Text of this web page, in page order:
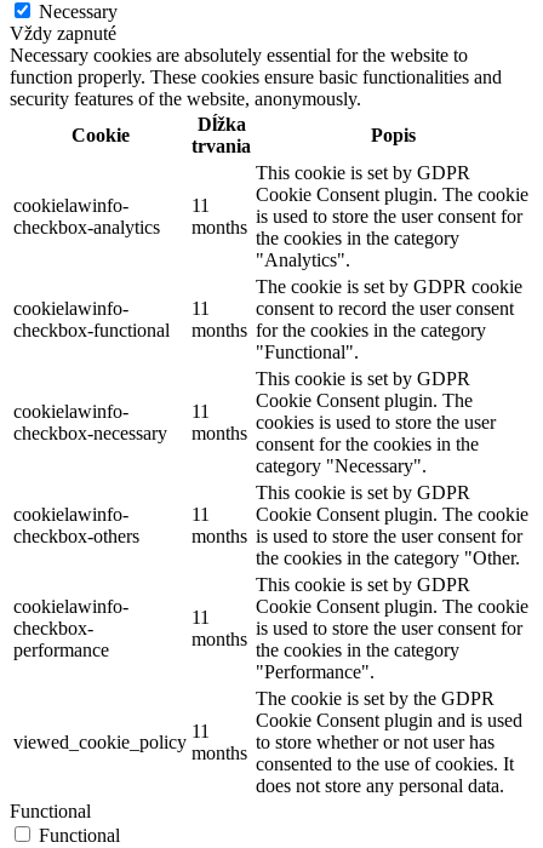
Necessary
Vždy zapnuté
Necessary cookies are absolutely essential for the website to
function properly. These cookies ensure basic functionalities and
security features of the website, anonymously.
Cookie
Dĺžka
trvania
Popis
cookielawinfo-
checkbox-analytics
11
months
This cookie is set by GDPR
Cookie Consent plugin. The cookie
is used to store the user consent for
the cookies in the category
"Analytics".
cookielawinfo-
checkbox-functional
11
months
The cookie is set by GDPR cookie
consent to record the user consent
for the cookies in the category
"Functional".
cookielawinfo-
checkbox-necessary
11
months
This cookie is set by GDPR
Cookie Consent plugin. The
cookies is used to store the user
consent for the cookies in the
category "Necessary".
cookielawinfo-
checkbox-others
11
months
This cookie is set by GDPR
Cookie Consent plugin. The cookie
is used to store the user consent for
the cookies in the category "Other.
cookielawinfo-
checkbox-
performance
11
months
This cookie is set by GDPR
Cookie Consent plugin. The cookie
is used to store the user consent for
the cookies in the category
"Performance".
viewed_cookie_policy
11
months
The cookie is set by the GDPR
Cookie Consent plugin and is used
to store whether or not user has
consented to the use of cookies. It
does not store any personal data.
Functional
Functional